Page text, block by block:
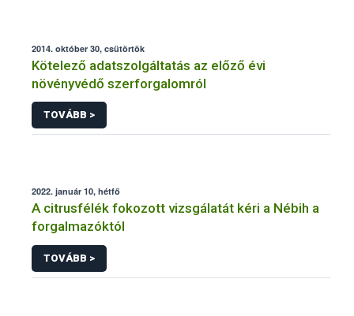
2014. október 30, csütörtök
Kötelező adatszolgáltatás az előző évi
növényvédő szerforgalomról
TOVÁBB >
2022. január 10, hétfő
A citrusfélék fokozott vizsgálatát kéri a Nébih a
forgalmazóktól
TOVÁBB >